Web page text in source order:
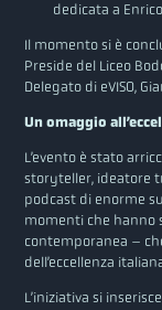
dedicata a
Il momento si è
Preside del Liceo
Delegato di eVISO,
Un omaggio
L’evento è stato
storyteller, ideatore
podcast di enorme
momenti che hanno
contemporanea –
dell’eccellenza
L’iniziativa si